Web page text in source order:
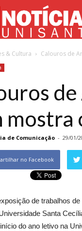
& Cultura Calouros de
mostra
de Comunicação - 29/01/
no Facebook
de trabalhos
Santa
do ano letivo na